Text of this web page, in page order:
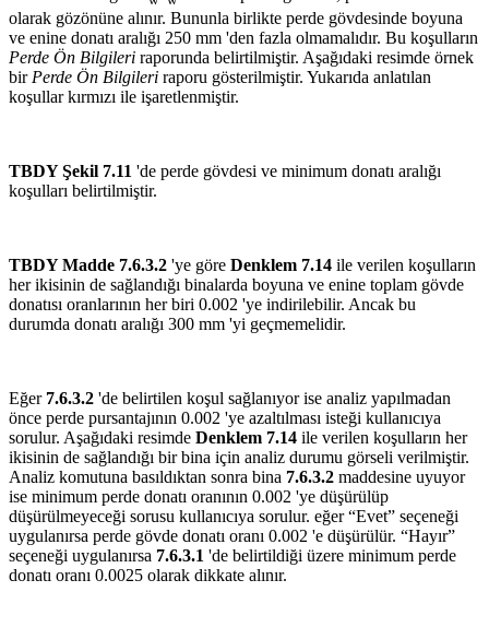
olarak gözönüne alınır. Bununla birlikte perde gövdesinde boyuna
ve enine donatı aralığı 250 mm 'den fazla olmamalıdır. Bu koşulların
Perde Ön Bilgileri raporunda belirtilmiştir. Aşağıdaki resimde örnek
birPerde Ön Bilgileri raporu gösterilmiştir. Yukarıda anlatılan
koşullar kırmızı ile işaretlenmiştir.
TBDY Şekil 7.11 'de perde gövdesi ve minimum donatı aralığı
koşulları belirtilmiştir.
TBDY Madde 7.6.3.2 'ye göre Denklem 7.14 ile verilen koşulların
her ikisinin de sağlandığı binalarda boyuna ve enine toplam gövde
donatısı oranlarının her biri 0.002 'ye indirilebilir. Ancak bu
durumda donatı aralığı 300 mm 'yi geçmemelidir.
Eğer 7.6.3.2 'de belirtilen koşul sağlanıyor ise analiz yapılmadan
önce perde pursantajının 0.002 'ye azaltılması isteği kullanıcıya
sorulur. Aşağıdaki resimde Denklem 7.14 ile verilen koşulların her
ikisinin de sağlandığı bir bina için analiz durumu görseli verilmiştir.
Analiz komutuna basıldıktan sonra bina 7.6.3.2 maddesine uyuyor
ise minimum perde donatı oranının 0.002 'ye düşürülüp
düşürülmeyeceği sorusu kullanıcıya sorulur. eğer “Evet” seçeneği
uygulanırsa perde gövde donatı oranı 0.002 'e düşürülür. “Hayır”
seçeneği uygulanırsa 7.6.3.1 'de belirtildiği üzere minimum perde
donatı oranı 0.0025 olarak dikkate alınır.